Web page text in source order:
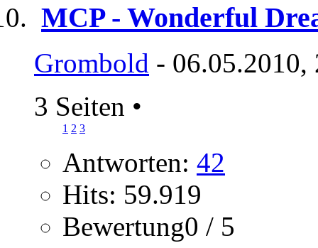
MCP - Wonderful
Grombold - 06.05.2010,
3 Seiten •
1 2 3
Antworten: 42
Hits: 59.919
Bewertung0 / 5